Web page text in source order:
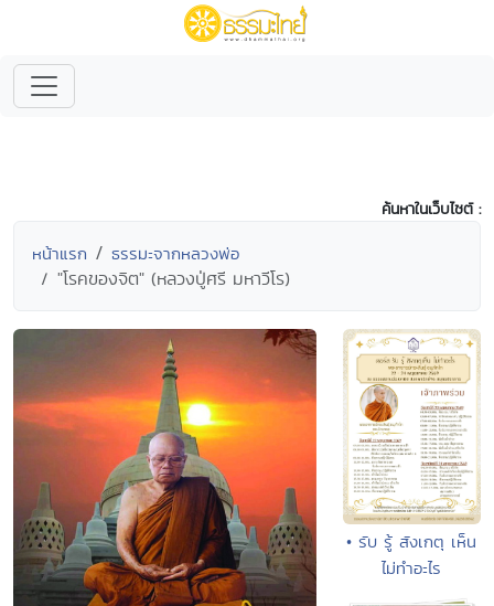
ค้นหาในเว็บไซต์ :
หน้าแรก ธรรมะจากหลวงพ่อ
"โรคของจิต" (หลวงปู่ศรี มหาวีโร)
• รับ รู้ สังเกตุ เห็น
ไม่ทำอะไร